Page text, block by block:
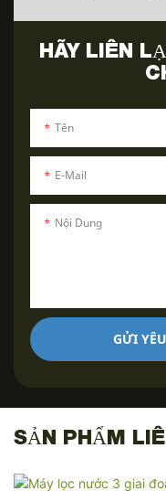
HÃY LIÊN
Tên
E-Mail
Nội Dung
GỬI
SẢN PHẨM